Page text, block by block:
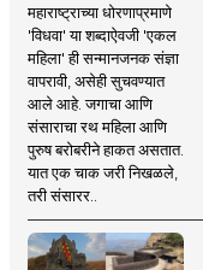
महाराष्ट्राच्या धोरणाप्रमाणे
'विधवा' या शब्दाऐवजी 'एकल
महिला' ही सन्मानजनक संज्ञा
वापरावी, असेही सुचवण्यात
आले आहे. जगाचा आणि
संसाराचा रथ महिला आणि
पुरुष बरोबरीने हाकत असतात.
यात एक चाक जरी निखळले,
तरी संसारर..